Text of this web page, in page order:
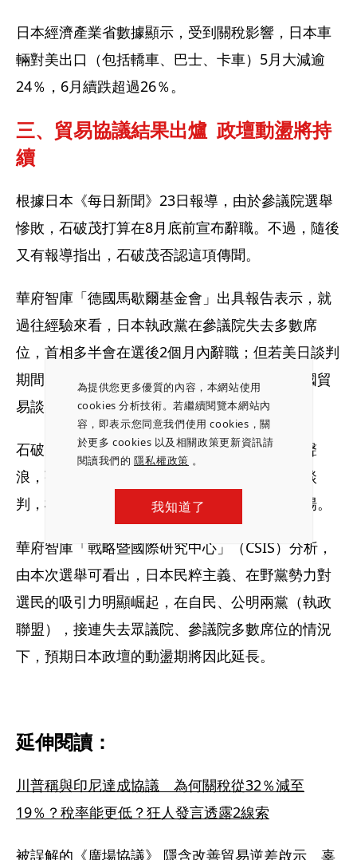
為提供您更多優質的內容，本網站使用
cookies 分析技術。若繼續閱覽本網站內
容，即表示您同意我們使用 cookies，關
於更多 cookies 以及相關政策更新資訊請
閱讀我們的隱私權政策 。
我知道了
日本經濟產業省數據顯示，受到關稅影響，日本車
輛對美出口（包括轎車、巴士、卡車）5月大減逾
24％，6月續跌超過26％。
三、貿易協議結果出爐  政壇動盪將持
續
根據日本《每日新聞》23日報導，由於參議院選舉
慘敗，石破茂打算在8月底前宣布辭職。不過，隨後
又有報導指出，石破茂否認這項傳聞。
華府智庫「德國馬歇爾基金會」出具報告表示，就
過往經驗來看，日本執政黨在參議院失去多數席
位，首相多半會在選後2個月內辭職；但若美日談判
期間，出現首相辭職的消息，恐使日本在與美國貿
易談判中的地位，進一步被削弱。
石破茂在參議院選舉結果出爐後，不理會逼宮聲
浪，強調自己會繼續執政，並專注在美日貿易談
判，極可能是為了避免弱化日本在談判中的立場。
華府智庫「戰略暨國際研究中心」（CSIS）分析，
由本次選舉可看出，日本民粹主義、在野黨勢力對
選民的吸引力明顯崛起，在自民、公明兩黨（執政
聯盟），接連失去眾議院、參議院多數席位的情況
下，預期日本政壇的動盪期將因此延長。
延伸閱讀：
川普稱與印尼達成協議　為何關稅從32％減至
19％？稅率能更低？狂人發言透露2線索
被誤解的《廣場協議》 隱含改善貿易逆差啟示　辜